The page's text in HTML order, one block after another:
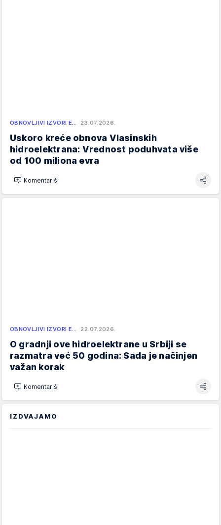
OBNOVLJIVI IZVORI E… 23.07.2026.
Uskoro kreće obnova Vlasinskih
hidroelektrana: Vrednost poduhvata više
od 100 miliona evra
Komentariši
OBNOVLJIVI IZVORI E… 22.07.2026.
O gradnji ove hidroelektrane u Srbiji se
razmatra već 50 godina: Sada je načinjen
važan korak
Komentariši
IZDVAJAMO